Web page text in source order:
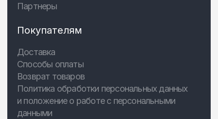
Партнеры
Покупателям
Доставка
Способы оплаты
Возврат товаров
Политика обработки персональных данных
и положение о работе с персональными
данными